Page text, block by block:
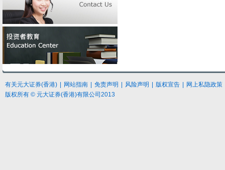
有关元大证券(香港) 网站指南 免责声明 风险声明 版权宣告
网上私隐政策
版权所有 © 元大证券(香港)有限公司2013